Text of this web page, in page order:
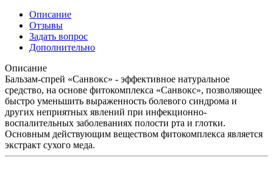
Описание
Отзывы
Задать вопрос
Дополнительно
Описание
Бальзам-спрей «Санвокс» - эффективное натуральное
средство, на основе фитокомплекса «Санвокс», позволяющее
быстро уменьшить выраженность болевого синдрома и
других неприятных явлений при инфекционно-
воспалительных заболеваниях полости рта и глотки.
Основным действующим веществом фитокомплекса является
экстракт сухого меда.